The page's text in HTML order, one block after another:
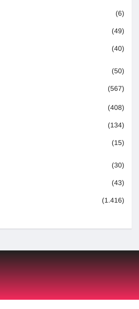
(6)
(49)
(40)
(50)
(567)
(408)
(134)
(15)
(30)
(43)
(1.416)